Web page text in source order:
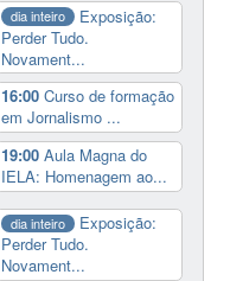
dia inteiro
Exposição:
Perder Tudo.
Novament...
16:00Curso de formação
em Jornalismo ...
19:00Aula Magna do
IELA: Homenagem ao...
dia inteiro
Exposição:
Perder Tudo.
Novament...